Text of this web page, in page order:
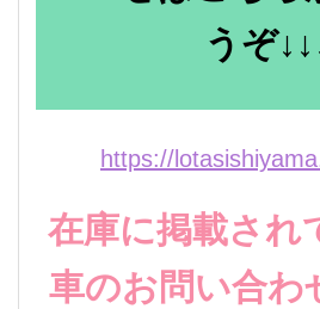
うぞ
https://
在庫に掲載され
車のお問い合わ